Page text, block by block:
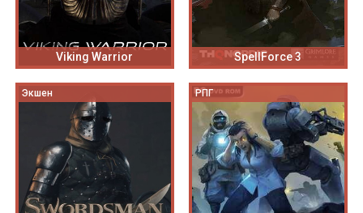
Viking Warrior SpellForce 3
Экшен РПГ